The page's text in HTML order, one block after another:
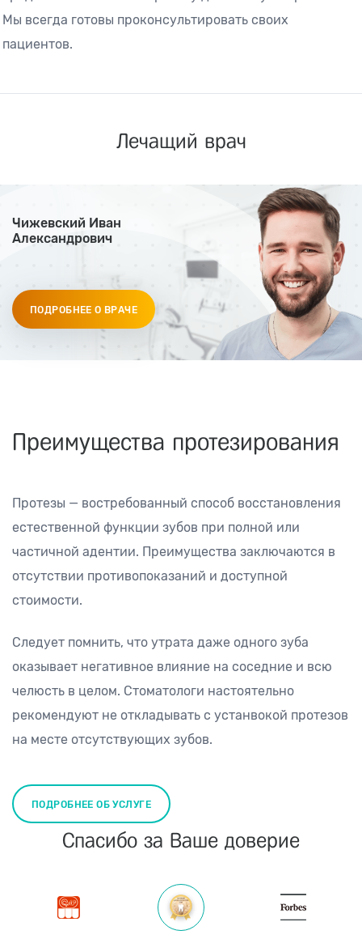
Мы всегда готовы проконсультировать своих
пациентов.
Лечащий врач
Чижевский Иван
Александрович
ПОДРОБНЕЕ О ВРАЧЕ
Преимущества протезирования
Протезы — востребованный способ восстановления
естественной функции зубов при полной или
частичной адентии. Преимущества заключаются в
отсутствии противопоказаний и доступной
стоимости.
Следует помнить, что утрата даже одного зуба
оказывает негативное влияние на соседние и всю
челюсть в целом. Стоматологи настоятельно
рекомендуют не откладывать с устанвокой протезов
на месте отсутствующих зубов.
ПОДРОБНЕЕ ОБ УСЛУГЕ
Спасибо за Ваше доверие